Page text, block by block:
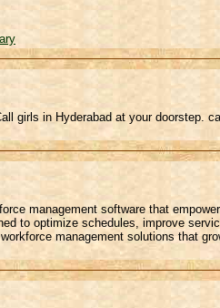
girls in Hyderabad at your doorstep.
management software that
to optimize schedules, improve
management solutions that